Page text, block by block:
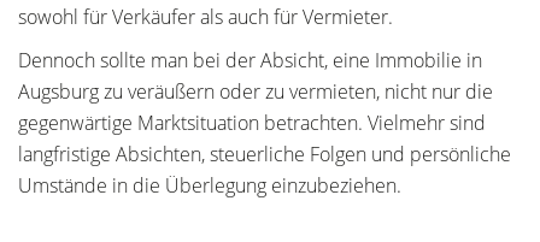
sowohl für Verkäufer als auch für Vermieter.
Dennoch sollte man bei der Absicht, eine Immobilie in
Augsburg zu veräußern oder zu vermieten, nicht nur die
gegenwärtige Marktsituation betrachten. Vielmehr sind
langfristige Absichten, steuerliche Folgen und persönliche
Umstände in die Überlegung einzubeziehen.